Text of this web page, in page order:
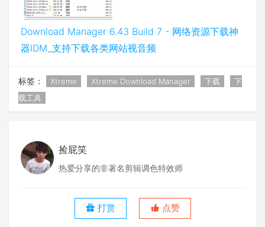
Download Manager 6.43 Build 7 - 网络资源下载神
器IDM_支持下载各类网站视音频
标签： Xtreme Xtreme Download Manager 下载
下
载工具
捡屁笑
热爱分享的非著名剪辑调色特效师
打赏 点赞